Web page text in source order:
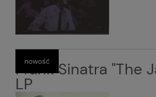
Frank Sinatra "The
LP
nowość